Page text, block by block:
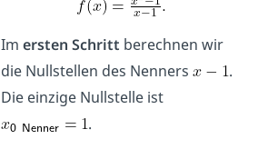
Imersten Schritt berechnen wir
die Nullstellen des Nenners
.
Die einzige Nullstelle ist
.